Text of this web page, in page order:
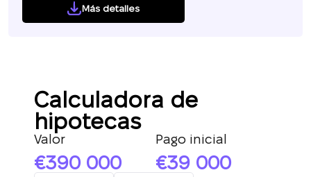
Más detalles
Calculadora de
hipotecas
Valor
390 000
Pago inicial
39 000